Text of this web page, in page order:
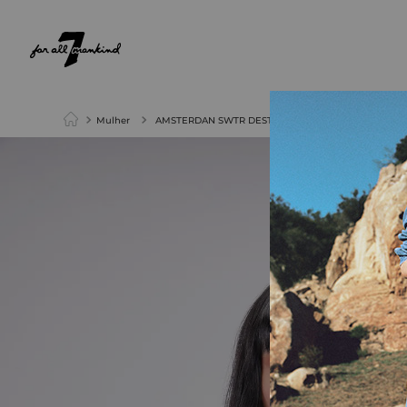
Mulher AMSTERDAN SWTR DESTROYED SOFT BLUE